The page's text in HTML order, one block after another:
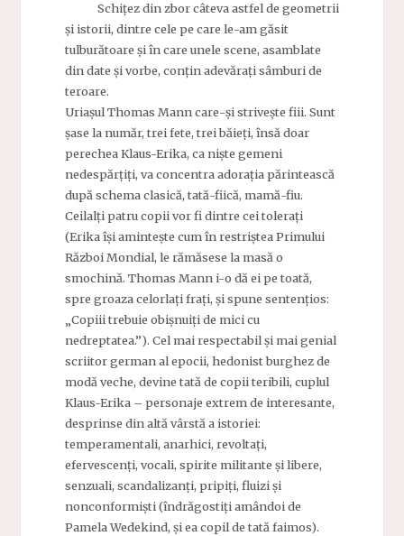
Schițez din zbor câteva astfel de geometrii
și istorii, dintre cele pe care le-am găsit
tulburătoare și în care unele scene, asamblate
din date și vorbe, conțin adevărați sâmburi de
teroare.
Uriașul Thomas Mann care-și strivește fiii. Sunt
șase la număr, trei fete, trei băieți, însă doar
perechea Klaus-Erika, ca niște gemeni
nedespărțiți, va concentra adorația părintească
după schema clasică, tată-fiică, mamă-fiu.
Ceilalți patru copii vor fi dintre cei tolerați
(Erika își amintește cum în restriștea Primului
Război Mondial, le rămăsese la masă o
smochină. Thomas Mann i-o dă ei pe toată,
spre groaza celorlați frați, și spune sentențios:
„Copiii trebuie obișnuiți de mici cu
nedreptatea.”). Cel mai respectabil și mai genial
scriitor german al epocii, hedonist burghez de
modă veche, devine tată de copii teribili, cuplul
Klaus-Erika – personaje extrem de interesante,
desprinse din altă vârstă a istoriei:
temperamentali, anarhici, revoltați,
efervescenți, vocali, spirite militante și libere,
senzuali, scandalizanți, pripiți, fluizi și
nonconformiști (îndrăgostiți amândoi de
Pamela Wedekind, și ea copil de tată faimos).